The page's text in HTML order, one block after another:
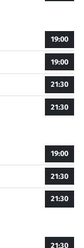
19:00
19:00
21:30
21:30
19:00
21:30
21:30
21:30